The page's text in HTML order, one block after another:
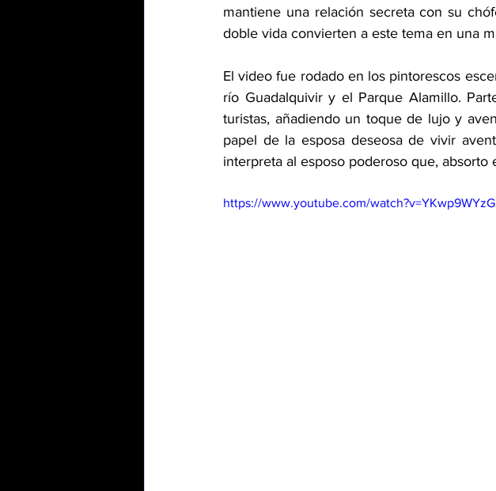
mantiene una relación secreta con su
doble vida convierten a este tema en una
El video fue rodado en los pintorescos
río Guadalquivir y el Parque Alamillo.
turistas, añadiendo un toque de lujo y
papel de la esposa deseosa de vivir
interpreta al esposo poderoso que, absorto
https://www.youtube.com/